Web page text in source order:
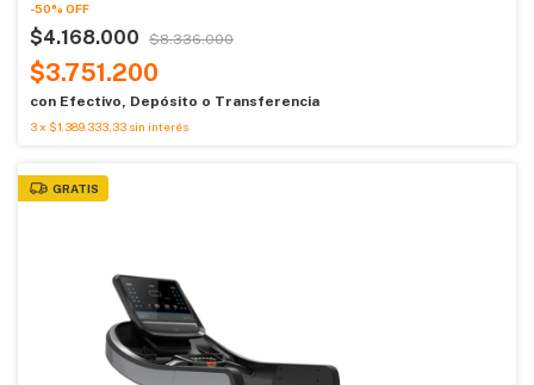
-50% OFF
$4.168.000 $8.336.000
$3.751.200
con Efectivo, Depósito o Transferencia
3x $1.389.333,33 sin interés
GRATIS